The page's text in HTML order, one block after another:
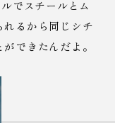
でスチールとム
るから同じシチ
できたんだよ。